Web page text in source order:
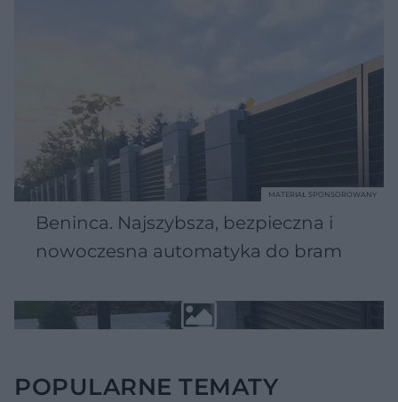
Beninca. Najszybsza, bezpieczna i
nowoczesna automatyka do bram
MATERIAŁ SPONSOROWANY
POPULARNE TEMATY